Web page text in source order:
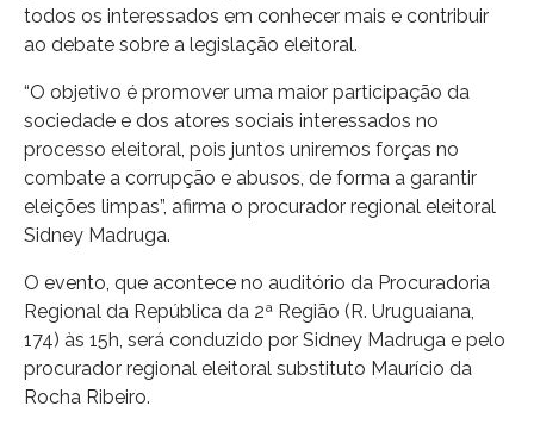
todos os interessados em conhecer mais e contribuir
ao debate sobre a legislação eleitoral.
“O objetivo é promover uma maior participação da
sociedade e dos atores sociais interessados no
processo eleitoral, pois juntos uniremos forças no
combate a corrupção e abusos, de forma a garantir
eleições limpas”, afirma o procurador regional eleitoral
Sidney Madruga.
O evento, que acontece no auditório da Procuradoria
Regional da República da 2ª Região (R. Uruguaiana,
174) às 15h, será conduzido por Sidney Madruga e pelo
procurador regional eleitoral substituto Maurício da
Rocha Ribeiro.